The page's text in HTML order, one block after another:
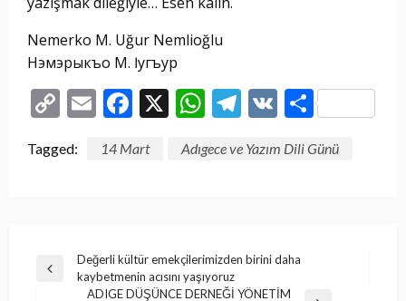
Nemerko M. Uğur Nemlioğlu
Нэмэрыкъо М. Ӏугъур
CopyEmailFacebook
X WhatsApp
Telegram
VKShare
Tagged: 14 Mart Adıgece ve Yazım Dili Günü
Yazı
gezinmesi
Previous
Değerli kültür emekçilerimizden birini daha
kaybetmenin acısını yaşıyoruz
ADIGE DÜŞÜNCE DERNEĞİ YÖNETİM